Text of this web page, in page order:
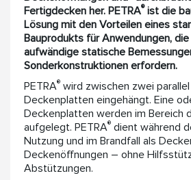
Fertigdecken her. PETRA®ist die
Lösung mit den Vorteilen eines
Bauprodukts für Anwendungen,
aufwändige statische
Sonderkonstruktionen erfordern.
PETRA® wird zwischen zwei
Deckenplatten eingehängt. Eine
Deckenplatten werden im Bereich
aufgelegt. PETRA® dient während
Nutzung und im Brandfall als
Deckenöffnungen – ohne
Abstützungen.